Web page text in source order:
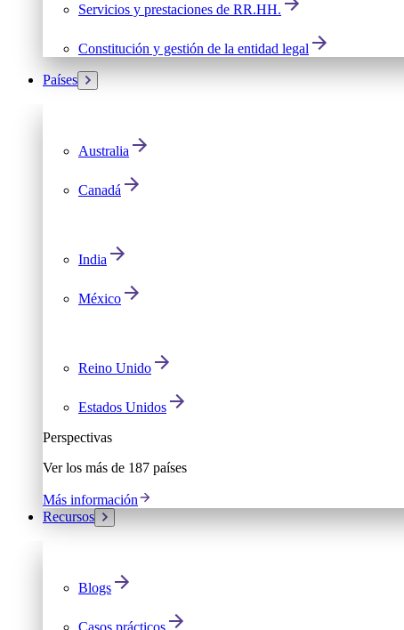
Servicios y prestaciones de RR.HH.
Constitución y gestión de la entidad legal
Países
Australia
Canadá
India
México
Reino Unido
Estados Unidos
Perspectivas
Ver los más de 187 países
Más información
Recursos
Blogs
Casos prácticos